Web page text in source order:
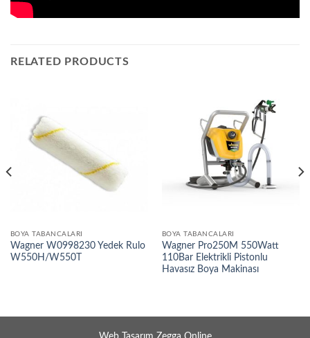
RELATED PRODUCTS
BOYA TABANCALARI
Wagner W0998230 Yedek Rulo
W550H/W550T
BOYA TABANCALARI
Wagner Pro250M 550Watt
110Bar Elektrikli Pistonlu
Havasız Boya Makinası